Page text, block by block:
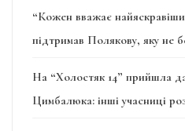
“Кожен вважає
підтримав Полякову, яку не
На “Холостяк 14” прийшла
Цимбалюка: інші учасниці